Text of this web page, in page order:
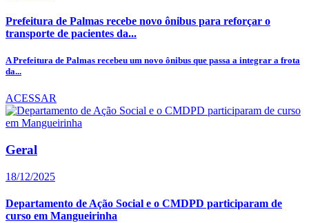
Prefeitura de Palmas recebe novo ônibus para reforçar o
transporte de pacientes da...
A Prefeitura de Palmas recebeu um novo ônibus que passa a integrar a frota
da...
ACESSAR
Geral
18/12/2025
Departamento de Ação Social e o CMDPD participaram de
curso em Mangueirinha